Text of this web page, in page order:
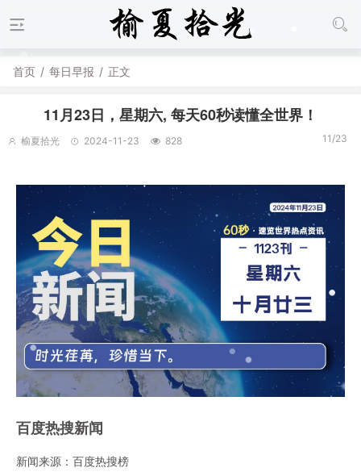
首页 / 每日早报 / 正文
11月23日，星期六, 每天60秒读懂全世界！
榆夏拾光 2024-11-23 828 11/23
百度热搜新闻
新闻来源：百度热搜榜